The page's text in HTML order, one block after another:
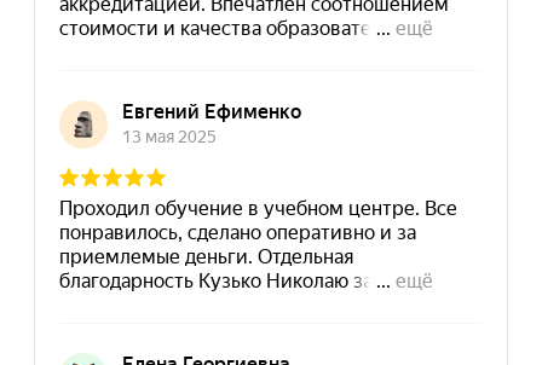
Город Москва, ул. Кусковская, д. 20А
info@dpomart.ru
8 (495) 532-73-24